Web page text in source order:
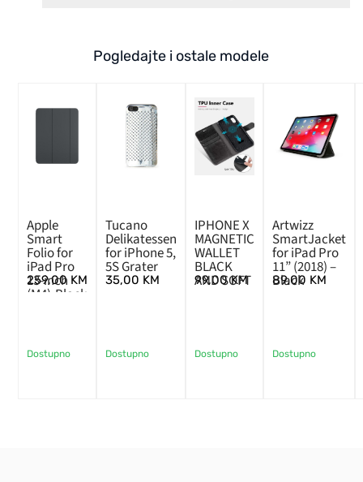
Pogledajte i ostale modele
Apple
Smart
Folio for
iPad Pro
13-inch
(M4)-Black
259,00 KM
Dostupno
Tucano
Delikatessen
for iPhone 5,
5S Grater
35,00 KM
Dostupno
IPHONE X
MAGNETIC
WALLET
BLACK
AND SOFT
99,00KM
Dostupno
Artwizz
SmartJacket
for iPad Pro
11” (2018) –
Black
89,00 KM
Dostupno